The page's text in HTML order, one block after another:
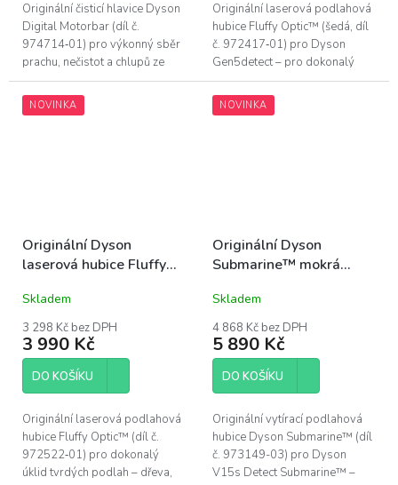
Originální čisticí hlavice Dyson
Digital Motorbar (díl č.
974714‑01) pro výkonný sběr
prachu, nečistot a chlupů ze
všech typů podlah – od tvrdých
povrchů po koberce.
Integrovaný...
Originální laserová podlahová
hubice Fluffy Optic™ (šedá, díl
č. 972417‑01) pro Dyson
Gen5detect – pro dokonalý
úklid tvrdých podlah, jako je
dřevo, dlažba, vinyl i lino....
NOVINKA
Originální Dyson
laserová hubice Fluffy
V8, V10, V11, V15
Skladem
3 298 Kč bez DPH
3 990 Kč
DO KOŠÍKU
Originální laserová podlahová
hubice Fluffy Optic™ (díl č.
972522‑01) pro dokonalý
úklid tvrdých podlah – dřeva,
NOVINKA
Originální Dyson
Submarine™ mokrá
Dyson V15s Detect
Submarine
Skladem
4 868 Kč bez DPH
5 890 Kč
DO KOŠÍKU
Originální vytírací podlahová
hubice Dyson Submarine™ (díl
č. 973149-03) pro Dyson
V15s Detect Submarine™ –